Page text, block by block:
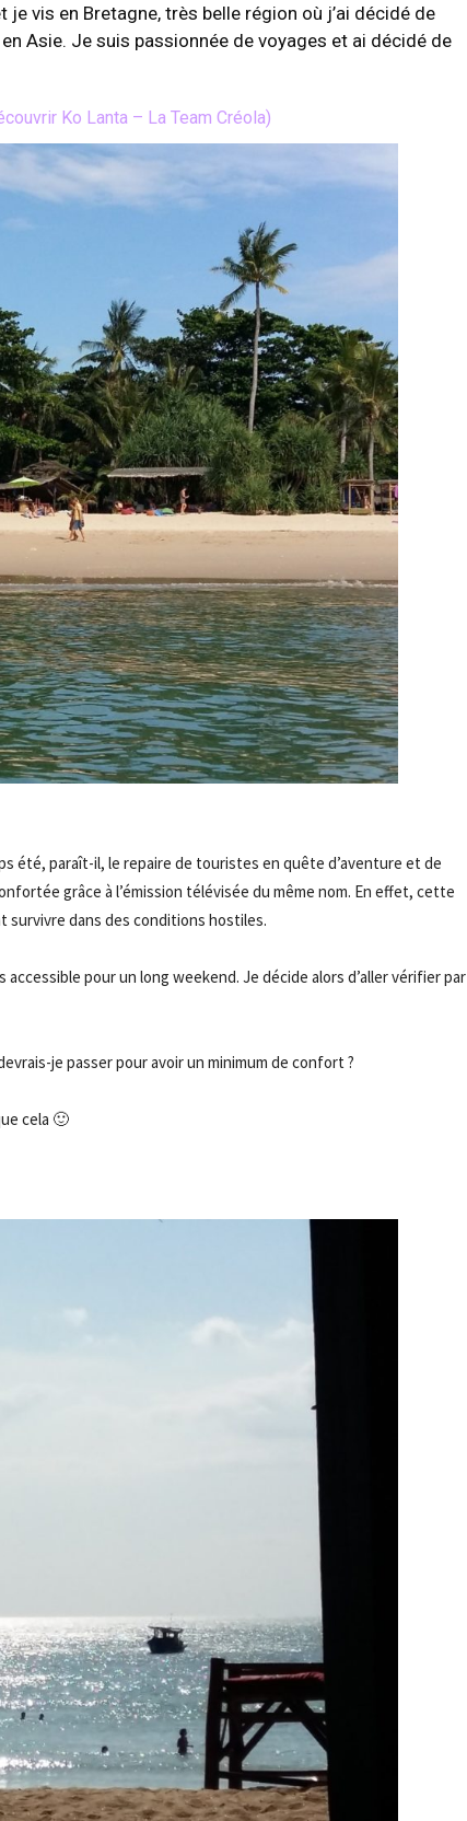
je vis en Bretagne, très belle région où j’ai décidé de
Asie. Je suis passionnée de voyages et ai décidé de
Ko Lanta – La Team Créola)
été, paraît-il, le repaire de touristes en quête d’aventure et de
grâce à l’émission télévisée du même nom. En effet, cette
survivre dans des conditions hostiles.
pour un long weekend. Je décide alors d’aller vérifier par
je passer pour avoir un minimum de confort ?
cela 🙂